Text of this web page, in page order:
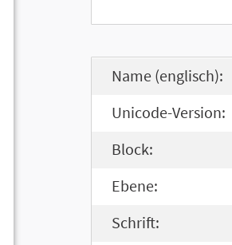
Name (englisch):
Unicode-Version:
Block:
Ebene:
Schrift: